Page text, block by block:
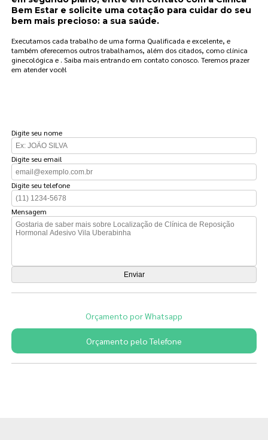
Bem Estar e solicite uma cotação para cuidar do seu
bem mais precioso: a sua saúde.
Executamos cada trabalho de uma forma Qualificada e excelente, e
também oferecemos outros trabalhamos, além dos citados, como clínica
ginecológica e . Saiba mais entrando em contato conosco. Teremos prazer
em atender você!
Digite seu nome
Digite seu email
Digite seu telefone
Mensagem
Orçamento por Whatsapp
Orçamento pelo Telefone